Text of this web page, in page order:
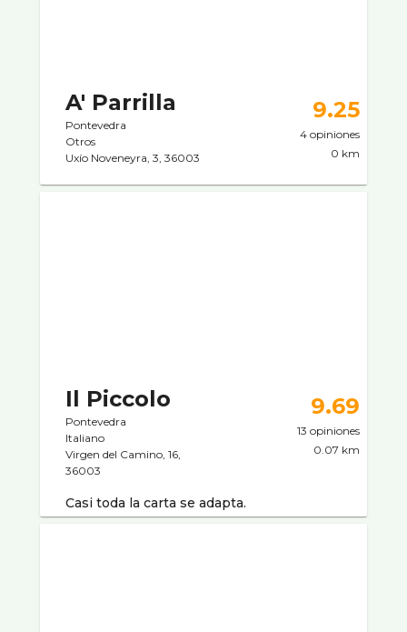
A' Parrilla
Pontevedra
Otros
Uxí­o Noveneyra, 3, 36003
9.25
4 opiniones
0 km
Il Piccolo
Pontevedra
Italiano
Virgen del Camino, 16,
36003
9.69
13 opiniones
0.07 km
Casi toda la carta se adapta.